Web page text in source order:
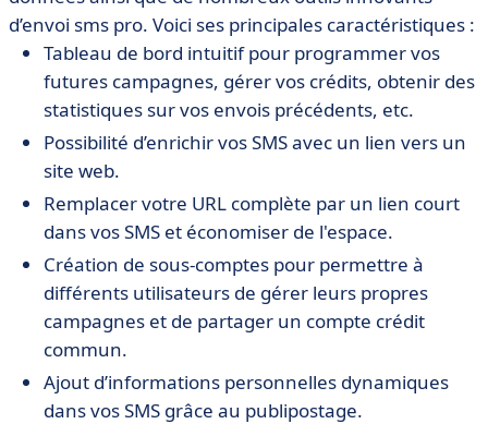
d’envoi sms pro. Voici ses principales caractéristiques :
Tableau de bord intuitif pour programmer vos
futures campagnes, gérer vos crédits, obtenir des
statistiques sur vos envois précédents, etc.
Possibilité d’enrichir vos SMS avec un lien vers un
site web.
Remplacer votre URL complète par un lien court
dans vos SMS et économiser de l'espace.
Création de sous-comptes pour permettre à
différents utilisateurs de gérer leurs propres
campagnes et de partager un compte crédit
commun.
Ajout d’informations personnelles dynamiques
dans vos SMS grâce au publipostage.